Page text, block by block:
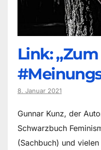
Link:
8. Januar 2021
Gunnar Kunz, der
Schwarzbuch
(Sachbuch) und